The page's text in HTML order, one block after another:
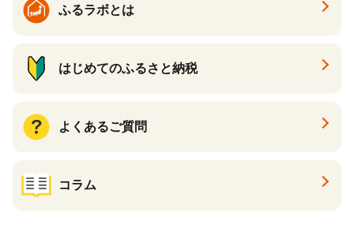
ふるラボとは
はじめてのふるさと納税
よくあるご質問
コラム